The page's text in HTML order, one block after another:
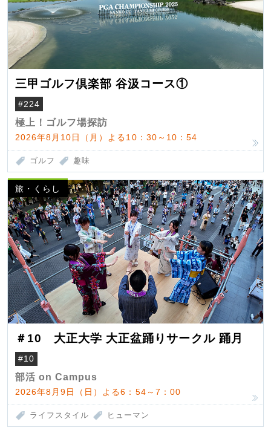
三甲ゴルフ倶楽部 谷汲コース①
#224
極上！ゴルフ場探訪
2026年8月10日（月）よる10：30～10：54
ゴルフ 趣味
旅・くらし
＃10 大正大学 大正盆踊りサークル 踊月
#10
部活 on Campus
2026年8月9日（日）よる6：54～7：00
ライフスタイル ヒューマン